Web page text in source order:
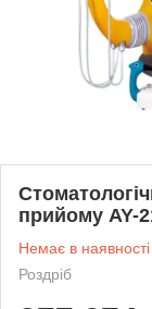
прийому AY-
Немає в наявності
Роздріб